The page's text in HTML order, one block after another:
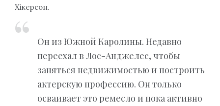
Хікерсон.
Он из Южной Каролины. Недавно
переехал в Лос-Анджелес, чтобы
заняться недвижимостью и построить
актерскую профессию. Он только
осваивает это ремесло и пока активно